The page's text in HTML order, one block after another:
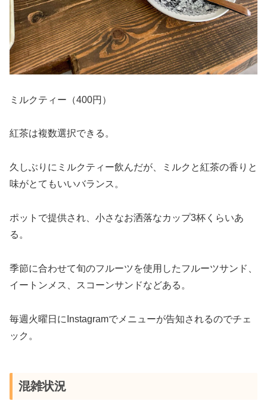
ミルクティー（400円）
紅茶は複数選択できる。
久しぶりにミルクティー飲んだが、ミルクと紅茶の香りと
味がとてもいいバランス。
ポットで提供され、小さなお洒落なカップ3杯くらいあ
る。
季節に合わせて旬のフルーツを使用したフルーツサンド、
イートンメス、スコーンサンドなどある。
毎週火曜日にInstagramでメニューが告知されるのでチェ
ック。
混雑状況